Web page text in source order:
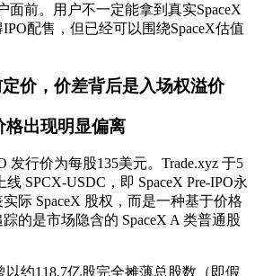
面前。用户不一定能拿到真实SpaceX
配售，但已经可以围绕SpaceX估值
价，价差背后是入场权溢价
格出现明显偏离
发行价为每股135美元。Trade.xyz 于5
线 SPCX-USDC，即 SpaceX Pre-IPO永
际 SpaceX 股权，而是一种基于价格
的是市场隐含的 SpaceX A 类普通股
以约118.7亿股完全摊薄总股数（即假